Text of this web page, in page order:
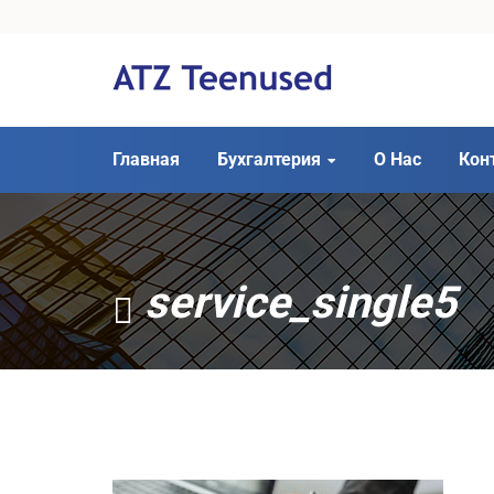
Главная Бухгалтерия О Нас
service_single5